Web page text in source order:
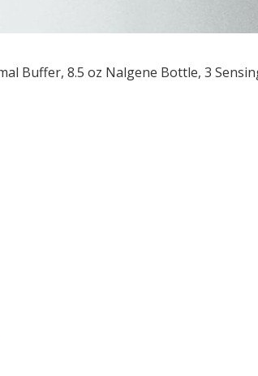
Buffer, 8.5 oz Nalgene Bottle, 3